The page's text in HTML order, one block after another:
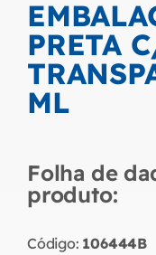
PRETA
ML
Folha de
produto:
Código: 106444B